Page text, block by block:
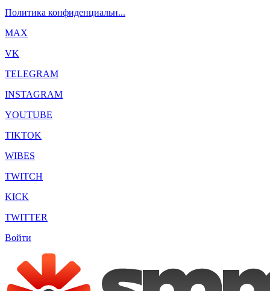
Политика конфиденциальн...
MAX
VK
TELEGRAM
INSTAGRAM
YOUTUBE
TIKTOK
WIBES
TWITCH
KICK
TWITTER
Войти